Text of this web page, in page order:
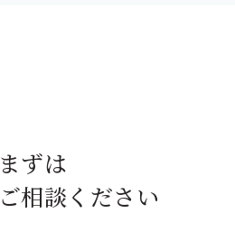
まずは
相談ください